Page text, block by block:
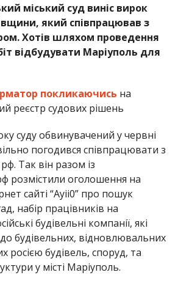
міський суд виніс вирок
який співпрацював з
Хотів шляхом проведення
відбудувати Маріуполь для
покликаючись на
реєстр судових рішень
суду обвинувачений у червні
погодився співпрацювати з
Так він разом із
розмістили оголошення на
сайті “Ауіі0” про пошук
набір працівників на
будівельні компанії, які
будівельних, відновлювальних
росією будівель, споруд, та
у місті Маріуполь.